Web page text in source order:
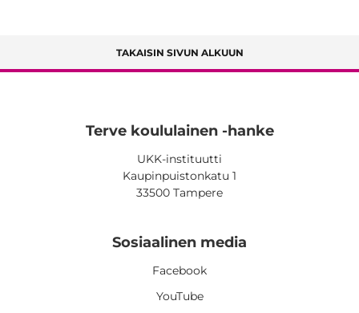
TAKAISIN SIVUN ALKUUN
Terve koululainen -hanke
UKK-instituutti
Kaupinpuistonkatu 1
33500 Tampere
Sosiaalinen media
Facebook
YouTube